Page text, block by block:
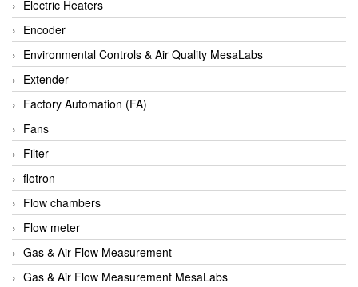
Anybus/ HMS
AOBEN
Apex Dynamics Vietnam
Apex Dynamics Vietnam
Apiste
APLISENS VietNam
Apollo Fire
Appleton
AQ Matic
Aqualabo Vietnam
Aquametro
Electric Heaters
Encoder
Environmental Controls & Air Quality MesaLabs
Extender
Factory Automation (FA)
Fans
Filter
flotron
Flow chambers
Flow meter
Gas & Air Flow Measurement
Gas & Air Flow Measurement MesaLabs